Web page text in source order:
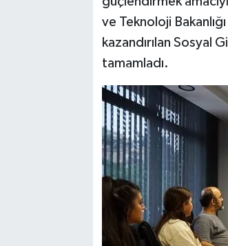
ve Teknoloji
kazandırılan Sosyal
tamamladı.